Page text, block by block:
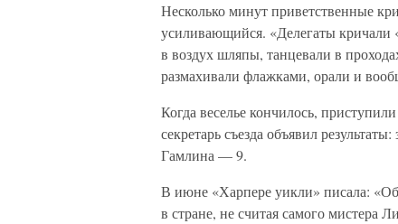
Несколько минут приветственные
усиливающийся. «Делегаты
в воздух шляпы, танцевали в
размахивали флажками, орали и
Когда веселье кончилось,
секретарь съезда объявил
Гамлина — 9.
В июне «Харпере уикли» писала:
в стране, не считая самого мистера